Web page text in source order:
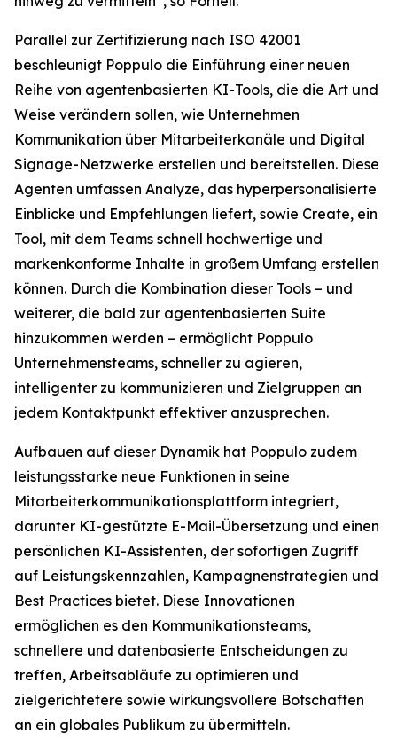
Parallel zur Zertifizierung nach ISO 42001
beschleunigt Poppulo die Einführung einer neuen
Reihe von agentenbasierten KI-Tools, die die Art und
Weise verändern sollen, wie Unternehmen
Kommunikation über Mitarbeiterkanäle und Digital
Signage-Netzwerke erstellen und bereitstellen. Diese
Agenten umfassen Analyze, das hyperpersonalisierte
Einblicke und Empfehlungen liefert, sowie Create, ein
Tool, mit dem Teams schnell hochwertige und
markenkonforme Inhalte in großem Umfang erstellen
können. Durch die Kombination dieser Tools – und
weiterer, die bald zur agentenbasierten Suite
hinzukommen werden – ermöglicht Poppulo
Unternehmensteams, schneller zu agieren,
intelligenter zu kommunizieren und Zielgruppen an
jedem Kontaktpunkt effektiver anzusprechen.
Aufbauen auf dieser Dynamik hat Poppulo zudem
leistungsstarke neue Funktionen in seine
Mitarbeiterkommunikationsplattform integriert,
darunter KI-gestützte E-Mail-Übersetzung und einen
persönlichen KI-Assistenten, der sofortigen Zugriff
auf Leistungskennzahlen, Kampagnenstrategien und
Best Practices bietet. Diese Innovationen
ermöglichen es den Kommunikationsteams,
schnellere und datenbasierte Entscheidungen zu
treffen, Arbeitsabläufe zu optimieren und
zielgerichtetere sowie wirkungsvollere Botschaften
an ein globales Publikum zu übermitteln.